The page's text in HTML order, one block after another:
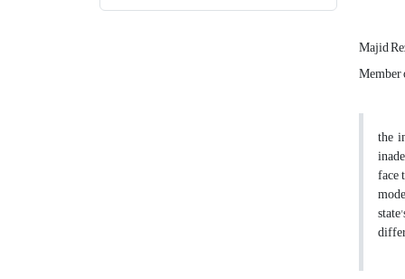
Majid
the
face